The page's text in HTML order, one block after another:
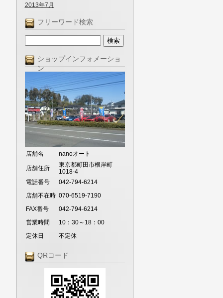
2013年7月
フリーワード検索
ショップインフォメーショ
ン
店舗名 nanoオート
店舗住所
東京都町田市根岸町
1018-4
電話番号
042-794-6214
店舗不在時 070-6519-7190
FAX番号
042-794-6214
営業時間
10：30～18：00
定休日
不定休
QRコード